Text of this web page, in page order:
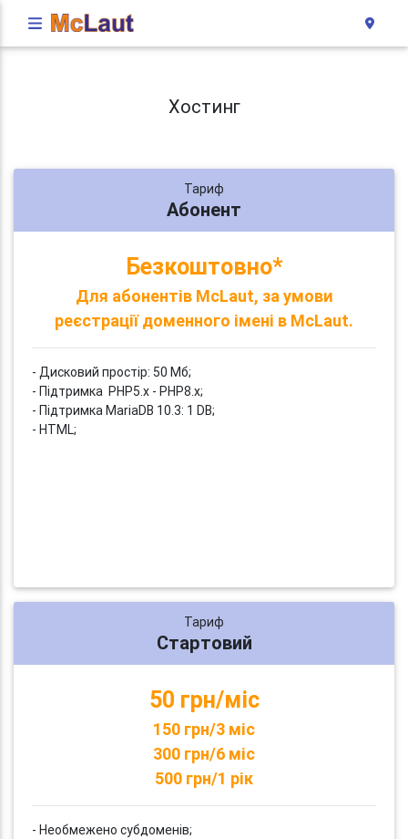
Хостинг
Тариф
Абонент
Безкоштовно*
Для абонентів McLaut, за умови
реєстрації доменного імені в McLaut.
- Дисковий простір: 50 Мб;
- Підтримка PHP5.x - PHP8.x;
- Підтримка MariaDB 10.3: 1 DB;
- HTML;
Тариф
Стартовий
50 грн/міс
150 грн/3 міс
300 грн/6 міс
500 грн/1 рік
- Необмежено субдоменів;